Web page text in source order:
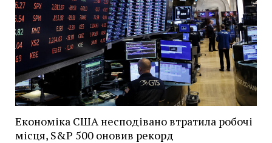
Економіка США несподівано втратила робочі
місця, S&P 500 оновив рекорд